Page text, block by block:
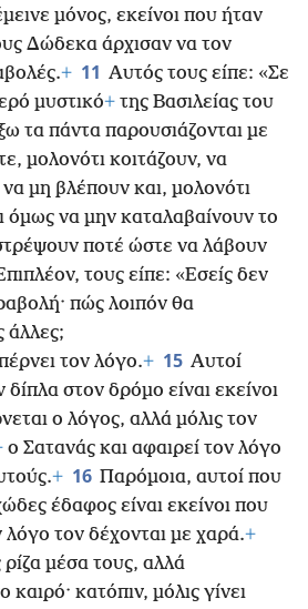
μόνος, εκείνοι που ήταν
Δώδεκα άρχισαν να τον
+ 11 Αυτός τους είπε: «Σε
μυστικό+ της Βασιλείας του
τα πάντα παρουσιάζονται με
μολονότι κοιτάζουν, να
μη βλέπουν και, μολονότι
όμως να μην καταλαβαίνουν το
ποτέ ώστε να λάβουν
τους είπε: «Εσείς δεν
πώς λοιπόν θα
άλλες;
τον λόγο.+ 15 Αυτοί
στον δρόμο είναι εκείνοι
ο λόγος, αλλά μόλις τον
ο Σατανάς και αφαιρεί τον λόγο
+ 16 Παρόμοια, αυτοί που
έδαφος είναι εκείνοι που
τον δέχονται με χαρά.+
μέσα τους, αλλά
κατόπιν, μόλις γίνει